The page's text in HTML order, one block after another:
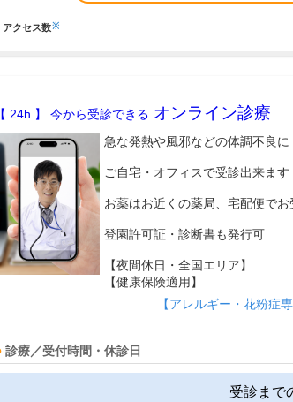
アクセス数※
【 24h 】 今から受診できる オンライン診療
急な発熱や風邪などの体調不良に
ご自宅・オフィスで受診出来ます
お薬はお近くの薬局、宅配便でお
登園許可証・診断書も発行可
【夜間休日・全国エリア】
【健康保険適用】
【アレルギー・花粉症
診療／受付時間・休診日
受診まで